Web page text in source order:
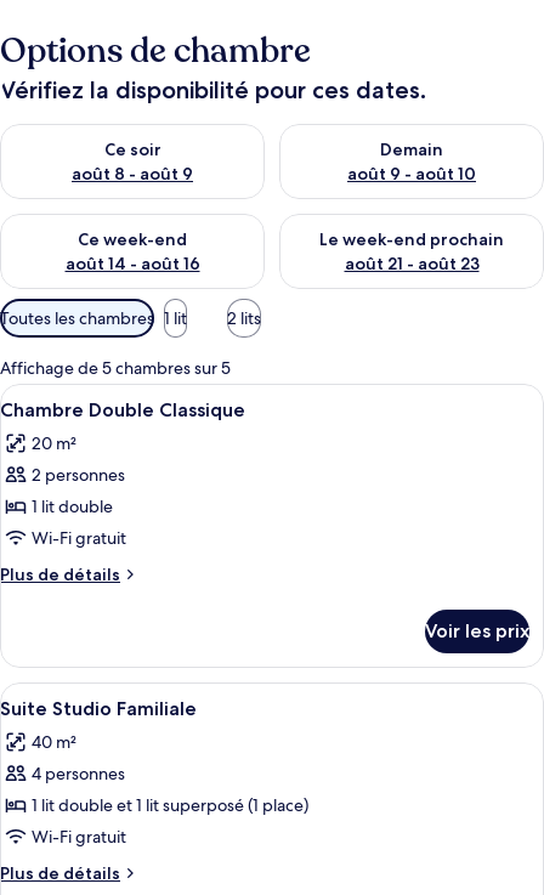
Options de chambre
Vérifiez la disponibilité pour ces dates.
Ce soir
août 8 - août 9
Vérifier la disponibilité pour ce soir août 8 - août 9
Demain
août 9 - août 10
Vérifier la disponibilité pour
Ce week-end
août 14 - août 16
Vérifier la disponibilité pour ce week-end août 14 - août 16
Le week-end prochain
août 21 - août 23
Vérifier la disponibilité pour
Filtres
disponibles
pour
les
chambres
Toutes les chambres 1 lit 2 lits
Affichage de 5 chambres sur 5
Afficher
toutes
les
photos
pour
ce
type
de
Chambre
Double
Classique
Chambre Double Classique |
2
Chambre Double Classique
20 m²
2 personnes
1 lit double
Wi-Fi gratuit
Plus de détails
Plus
le
type
de
Chambre
Double
Voir les prix
Afficher
toutes
les
photos
pour
ce
type
Suite Studio Familiale | Coffres-forts
3
Suite Studio Familiale
40 m²
4 personnes
1 lit double et 1 lit superposé (1 place)
Wi-Fi gratuit
Plus de détails
Plus